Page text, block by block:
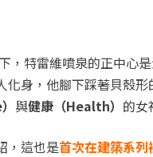
，特雷維噴泉的正中心
化身，他腳下踩著貝殼
與健康（Health） 的女
，這也是首次在建築系